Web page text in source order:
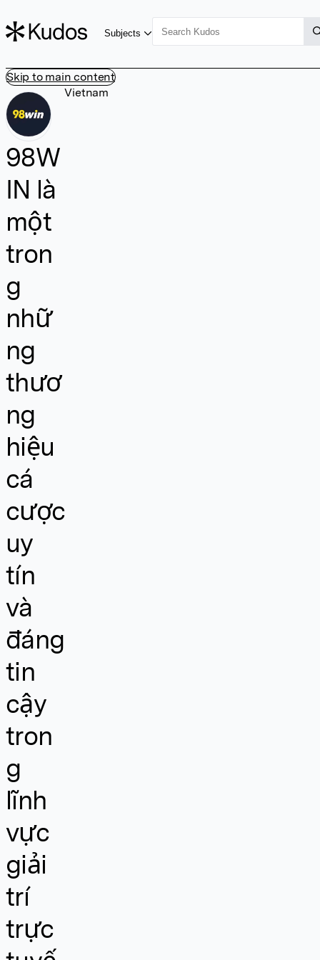
Skip to main content
Subjects
98W
IN là
một
tron
g
nhữ
ng
thươ
ng
hiệu
cá
cược
uy
tín
và
đáng
tin
cậy
tron
g
lĩnh
vực
giải
trí
trực
Vietnam